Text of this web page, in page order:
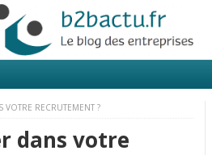
RECRUTEMENT ?
dans votre